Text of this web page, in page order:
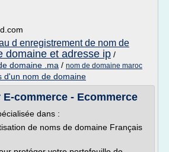
d enregistrement de nom de
domaine et adresse ip /
domaine .ma / nom de domaine maroc
d'un nom de domaine
commerce - Ecommerce
dans :
de noms de domaine Français